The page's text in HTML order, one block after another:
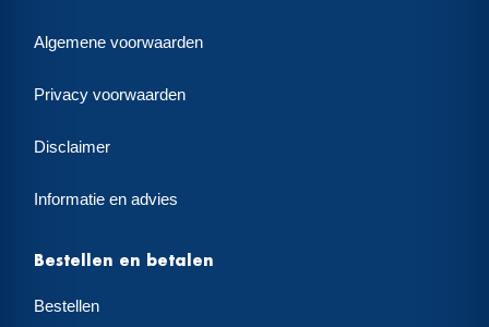
Algemene voorwaarden
Privacy voorwaarden
Disclaimer
Informatie en advies
Bestellen en betalen
Bestellen